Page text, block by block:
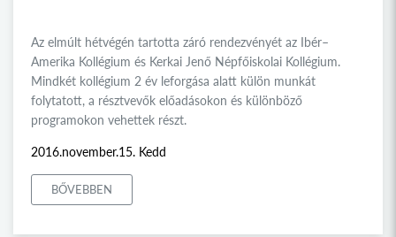
Az elmúlt hétvégén tartotta záró rendezvényét az Ibér–
Amerika Kollégium és Kerkai Jenő Népfőiskolai Kollégium.
Mindkét kollégium 2 év leforgása alatt külön munkát
folytatott, a résztvevők előadásokon és különböző
programokon vehettek részt.
2016.november.15. Kedd
BŐVEBBEN